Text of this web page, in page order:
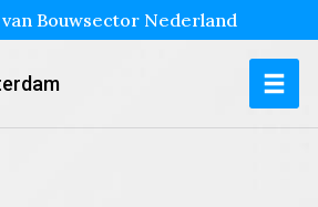
Bouwsector Nederland